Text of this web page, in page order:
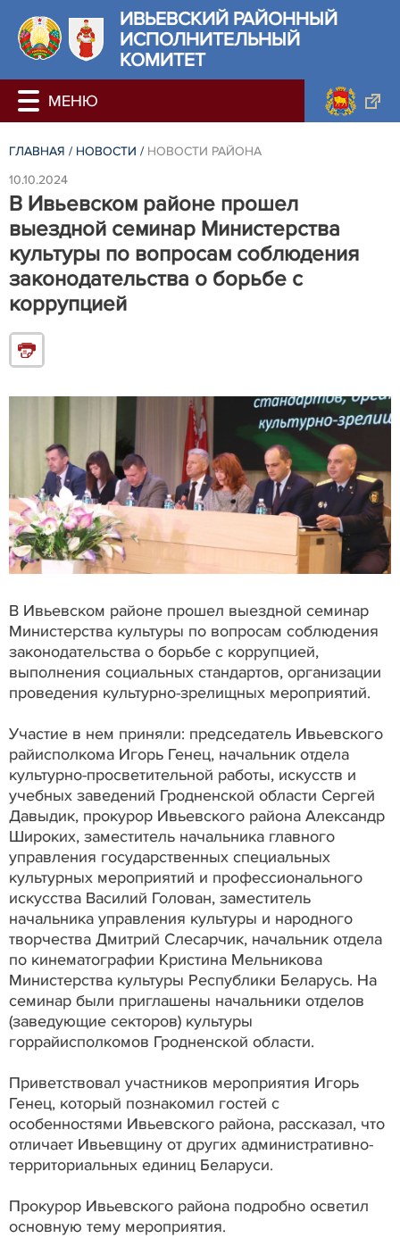
ИВЬЕВСКИЙ РАЙОННЫЙ
ИСПОЛНИТЕЛЬНЫЙ
КОМИТЕТ
ГЛАВНАЯ / НОВОСТИ / НОВОСТИ РАЙОНА
10.10.2024
В Ивьевском районе прошел
выездной семинар Министерства
культуры по вопросам соблюдения
законодательства о борьбе с
коррупцией
В Ивьевском районе прошел выездной семинар
Министерства культуры по вопросам соблюдения
законодательства о борьбе с коррупцией,
выполнения социальных стандартов, организации
проведения культурно-зрелищных мероприятий.
Участие в нем приняли: председатель Ивьевского
райисполкома Игорь Генец, начальник отдела
культурно-просветительной работы, искусств и
учебных заведений Гродненской области Сергей
Давыдик, прокурор Ивьевского района Александр
Широких, заместитель начальника главного
управления государственных специальных
культурных мероприятий и профессионального
искусства Василий Голован, заместитель
начальника управления культуры и народного
творчества Дмитрий Слесарчик, начальник отдела
по кинематографии Кристина Мельникова
Министерства культуры Республики Беларусь. На
семинар были приглашены начальники отделов
(заведующие секторов) культуры
горрайисполкомов Гродненской области.
Приветствовал участников мероприятия Игорь
Генец, который познакомил гостей с
особенностями Ивьевского района, рассказал, что
отличает Ивьевщину от других административно-
территориальных единиц Беларуси.
Прокурор Ивьевского района подробно осветил
основную тему мероприятия.